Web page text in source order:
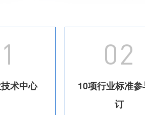
术中心
10项行业标准
订